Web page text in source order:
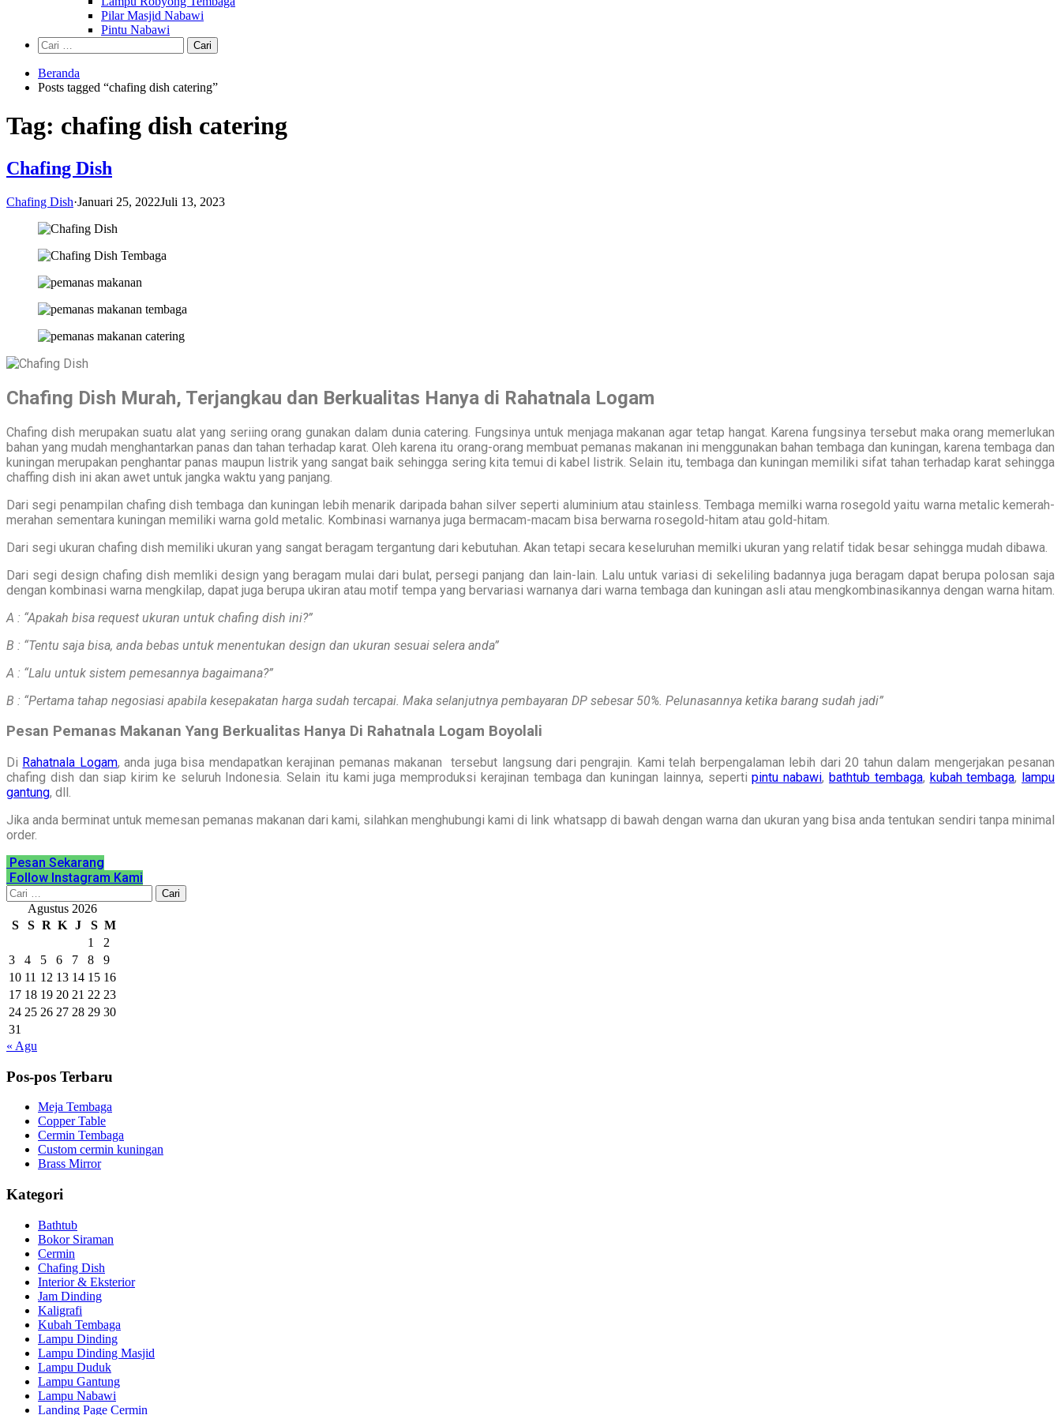
Pilar Masjid Nabawi
Pintu Nabawi
Cari
untuk:
Beranda
Posts tagged “chafing dish catering”
Tag: chafing dish catering
Chafing Dish
Chafing Dish·Januari 25, 2022Juli 13, 2023
Chafing Dish Murah, Terjangkau dan Berkualitas Hanya di Rahatnala Logam
Chafing dish merupakan suatu alat yang seriing orang gunakan dalam dunia catering. Fungsinya untuk menjaga makanan agar tetap hangat. Karena fungsinya tersebut maka orang memerlukan
bahan yang mudah menghantarkan panas dan tahan terhadap karat. Oleh karena itu orang-orang membuat pemanas makanan ini menggunakan bahan tembaga dan kuningan, karena tembaga dan
kuningan merupakan penghantar panas maupun listrik yang sangat baik sehingga sering kita temui di kabel listrik. Selain itu, tembaga dan kuningan memiliki sifat tahan terhadap karat sehingga
chaffing dish ini akan awet untuk jangka waktu yang panjang.
Dari segi penampilan chafing dish tembaga dan kuningan lebih menarik daripada bahan silver seperti aluminium atau stainless. Tembaga memilki warna rosegold yaitu warna metalic kemerah-
merahan sementara kuningan memiliki warna gold metalic. Kombinasi warnanya juga bermacam-macam bisa berwarna rosegold-hitam atau gold-hitam.
Dari segi ukuran chafing dish memiliki ukuran yang sangat beragam tergantung dari kebutuhan. Akan tetapi secara keseluruhan memilki ukuran yang relatif tidak besar sehingga mudah dibawa.
Dari segi design chafing dish memliki design yang beragam mulai dari bulat, persegi panjang dan lain-lain. Lalu untuk variasi di sekeliling badannya juga beragam dapat berupa polosan saja
dengan kombinasi warna mengkilap, dapat juga berupa ukiran atau motif tempa yang bervariasi warnanya dari warna tembaga dan kuningan asli atau mengkombinasikannya dengan warna hitam.
A : “Apakah bisa request ukuran untuk chafing dish ini?”
B : “Tentu saja bisa, anda bebas untuk menentukan design dan ukuran sesuai selera anda”
A : “Lalu untuk sistem pemesannya bagaimana?”
B : “Pertama tahap negosiasi apabila kesepakatan harga sudah tercapai. Maka selanjutnya pembayaran DP sebesar 50%. Pelunasannya ketika barang sudah jadi”
Pesan Pemanas Makanan Yang Berkualitas Hanya Di Rahatnala Logam Boyolali
Di Rahatnala Logam, anda juga bisa mendapatkan kerajinan pemanas makanan tersebut langsung dari pengrajin. Kami telah berpengalaman lebih dari 20 tahun dalam mengerjakan pesanan
chafing dish dan siap kirim ke seluruh Indonesia. Selain itu kami juga memproduksi kerajinan tembaga dan kuningan lainnya, sepertipintu nabawi, bathtub tembaga, kubah tembaga, lampu
gantung, dll.
Jika anda berminat untuk memesan pemanas makanan dari kami, silahkan menghubungi kami di link whatsapp di bawah dengan warna dan ukuran yang bisa anda tentukan sendiri tanpa minimal
order.
Pesan Sekarang
Follow Instagram Kami
Cari
untuk:Agustus 2026
S
S R K J S M
1
2
3
4 5 6 7 8
9
10 11 12 13 14 15 16
17 18 19 20 21 22 23
24 25 26 27 28 29 30
31
« Agu
Pos-pos Terbaru
Meja Tembaga
Copper Table
Cermin Tembaga
Custom cermin kuningan
Brass Mirror
Kategori
Bathtub
Bokor Siraman
Cermin
Chafing Dish
Interior & Eksterior
Jam Dinding
Kaligrafi
Kubah Tembaga
Lampu Dinding
Lampu Dinding Masjid
Lampu Duduk
Lampu Gantung
Lampu Nabawi
Landing Page Cermin